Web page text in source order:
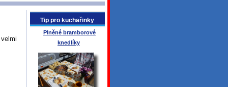
Tip pro kuchařinky
Plněné bramborové
knedlíky